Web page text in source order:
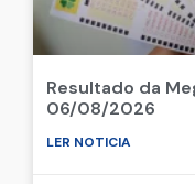
Resultado da
06/08/2026
LER NOTICIA